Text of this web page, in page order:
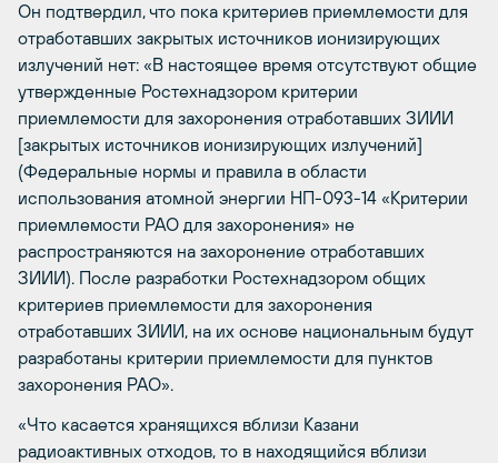
Он подтвердил, что пока критериев приемлемости для
отработавших закрытых источников ионизирующих
излучений нет: «В настоящее время отсутствуют общие
утвержденные Ростехнадзором критерии
приемлемости для захоронения отработавших ЗИИИ
[закрытых источников ионизирующих излучений]
(Федеральные нормы и правила в области
использования атомной энергии НП-093-14 «Критерии
приемлемости РАО для захоронения» не
распространяются на захоронение отработавших
ЗИИИ). После разработки Ростехнадзором общих
критериев приемлемости для захоронения
отработавших ЗИИИ, на их основе национальным будут
разработаны критерии приемлемости для пунктов
захоронения РАО».
«Что касается хранящихся вблизи Казани
радиоактивных отходов, то в находящийся вблизи